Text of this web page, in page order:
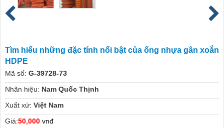
Tìm hiểu những đặc tính nổi bật của ống nhựa gân xoắn
HDPE
Mã số: G-39728-73
Nhãn hiệu: Nam Quốc Thịnh
Xuất xứ: Việt Nam
Giá:50,000 vnđ